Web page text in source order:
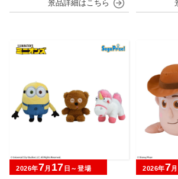
2026年7月 17 日～登場 2026年7月